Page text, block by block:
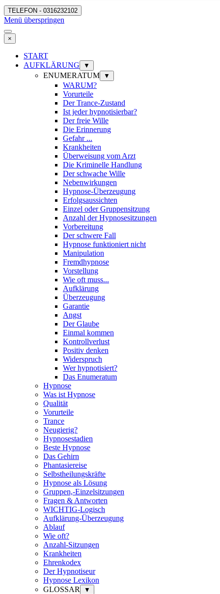
TELEFON - 0316232102
Menü überspringen
×
START
AUFKLÄRUNG
▼
ENUMERATUM ▼
WARUM?
Vorurteile
Der Trance-Zustand
Ist jeder hypnotisierbar?
Der freie Wille
Die Erinnerung
Gefahr ...
Krankheiten
Überweisung vom Arzt
Die Kriminelle Handlung
Der schwache Wille
Nebenwirkungen
Hypnose-Überzeugung
Erfolgsaussichten
Einzel oder Gruppensitzung
Anzahl der Hypnosesitzungen
Vorbereitung
Der schwere Fall
Hypnose funktioniert nicht
Manipulation
Fremdhypnose
Vorstellung
Wie oft muss...
Aufklärung
Überzeugung
Garantie
Angst
Der Glaube
Einmal kommen
Kontrollverlust
Positiv denken
Widerspruch
Wer hypnotisiert?
Das Enumeratum
Hypnose
Was ist Hypnose
Qualität
Vorurteile
Trance
Neugierig?
Hypnosestadien
Beste Hypnose
Das Gehirn
Phantasiereise
Selbstheilungskräfte
Hypnose als Lösung
Gruppen,-Einzelsitzungen
Fragen & Antworten
WICHTIG-Logisch
Aufklärung-Überzeugung
Ablauf
Wie oft?
Anzahl-Sitzungen
Krankheiten
Ehrenkodex
Der Hypnotiseur
Hypnose Lexikon
GLOSSAR
▼